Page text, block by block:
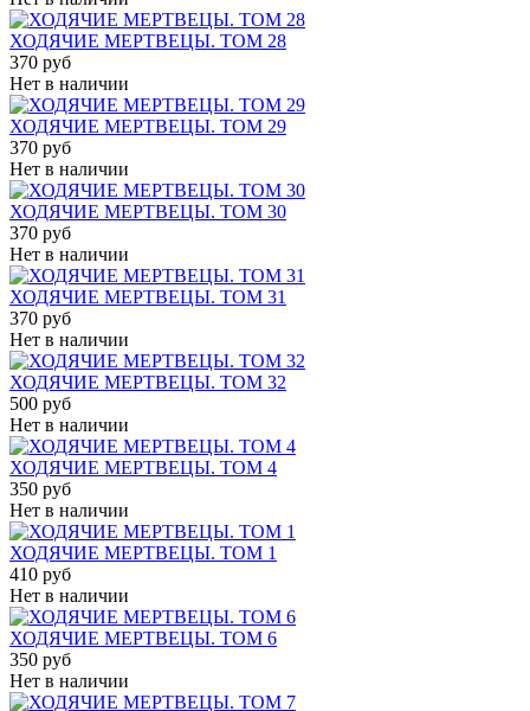
ХОДЯЧИЕ МЕРТВЕЦЫ. ТОМ 28
370 руб
Нет в наличии
ХОДЯЧИЕ МЕРТВЕЦЫ. ТОМ 29
370 руб
Нет в наличии
ХОДЯЧИЕ МЕРТВЕЦЫ. ТОМ 30
370 руб
Нет в наличии
ХОДЯЧИЕ МЕРТВЕЦЫ. ТОМ 31
370 руб
Нет в наличии
ХОДЯЧИЕ МЕРТВЕЦЫ. ТОМ 32
500 руб
Нет в наличии
ХОДЯЧИЕ МЕРТВЕЦЫ. ТОМ 4
350 руб
Нет в наличии
ХОДЯЧИЕ МЕРТВЕЦЫ. ТОМ 1
410 руб
Нет в наличии
ХОДЯЧИЕ МЕРТВЕЦЫ. ТОМ 6
350 руб
Нет в наличии